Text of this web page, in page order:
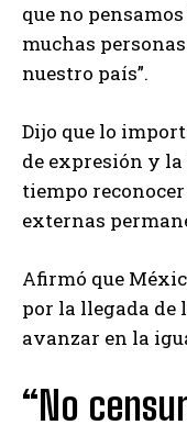
que no
muchas
nuestro país”.
Dijo que lo
de expresión y
tiempo
externas
Afirmó que
por la llegada
avanzar en la
“No